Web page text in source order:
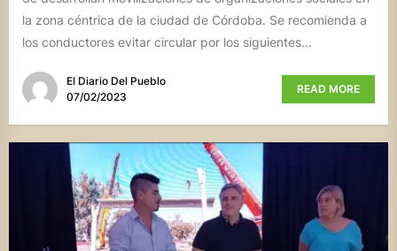
la zona céntrica de la ciudad de Córdoba. Se recomienda a
los conductores evitar circular por los siguientes...
El Diario Del Pueblo
07/02/2023
READ MORE